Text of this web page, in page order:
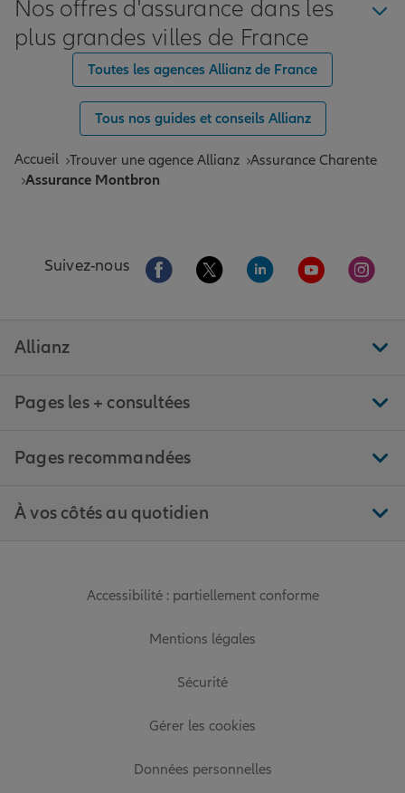
Nos offres d'assurance dans les
plus grandes villes de France
Toutes les agences Allianz de France
Tous nos guides et conseils Allianz
Accueil Trouver une agence Allianz Assurance Charente
Assurance Montbron
Suivez-nous Aller sur la page Facebook de Allianz
Aller sur la page Twitter de
Aller sur la page
Aller sur la
Aller
Allianz
Pages les + consultées
Pages recommandées
À vos côtés au quotidien
Accessibilité : partiellement conforme
Mentions légales
Sécurité
Gérer les cookies
Données personnelles